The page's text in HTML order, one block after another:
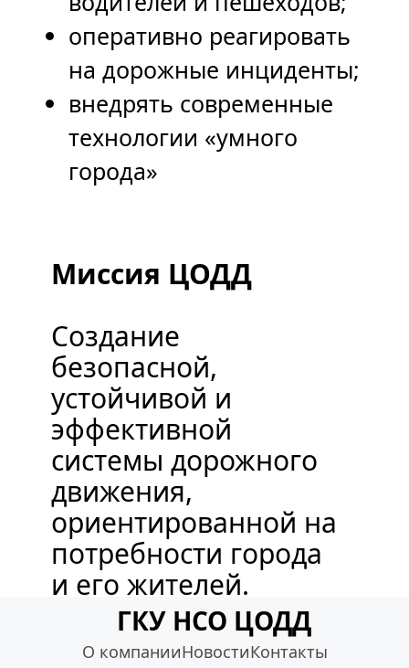
оперативно реагировать
на дорожные инциденты;
внедрять современные
технологии «умного
города»
Миссия ЦОДД
Создание
безопасной,
устойчивой и
эффективной
системы дорожного
движения,
ориентированной на
потребности города
и его жителей.
ГКУ НСО ЦОДД
О компанииНовостиКонтакты